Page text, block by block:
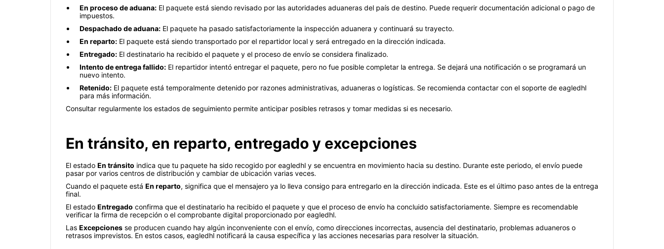
En proceso de aduana: El paquete está siendo revisado por las autoridades aduaneras del país de destino. Puede requerir documentación adicional o pago de
impuestos.
Despachado de aduana: El paquete ha pasado satisfactoriamente la inspección aduanera y continuará su trayecto.
En reparto: El paquete está siendo transportado por el repartidor local y será entregado en la dirección indicada.
Entregado: El destinatario ha recibido el paquete y el proceso de envío se considera finalizado.
Intento de entrega fallido: El repartidor intentó entregar el paquete, pero no fue posible completar la entrega. Se dejará una notificación o se programará un
nuevo intento.
Retenido: El paquete está temporalmente detenido por razones administrativas, aduaneras o logísticas. Se recomienda contactar con el soporte de eagledhl
para más información.
Consultar regularmente los estados de seguimiento permite anticipar posibles retrasos y tomar medidas si es necesario.
En tránsito, en reparto, entregado y excepciones
El estado En tránsito indica que tu paquete ha sido recogido por eagledhl y se encuentra en movimiento hacia su destino. Durante este periodo, el envío puede
pasar por varios centros de distribución y cambiar de ubicación varias veces.
Cuando el paquete está En reparto, significa que el mensajero ya lo lleva consigo para entregarlo en la dirección indicada. Este es el último paso antes de la entrega
final.
El estado Entregado confirma que el destinatario ha recibido el paquete y que el proceso de envío ha concluido satisfactoriamente. Siempre es recomendable
verificar la firma de recepción o el comprobante digital proporcionado por eagledhl.
Las Excepciones se producen cuando hay algún inconveniente con el envío, como direcciones incorrectas, ausencia del destinatario, problemas aduaneros o
retrasos imprevistos. En estos casos, eagledhl notificará la causa específica y las acciones necesarias para resolver la situación.